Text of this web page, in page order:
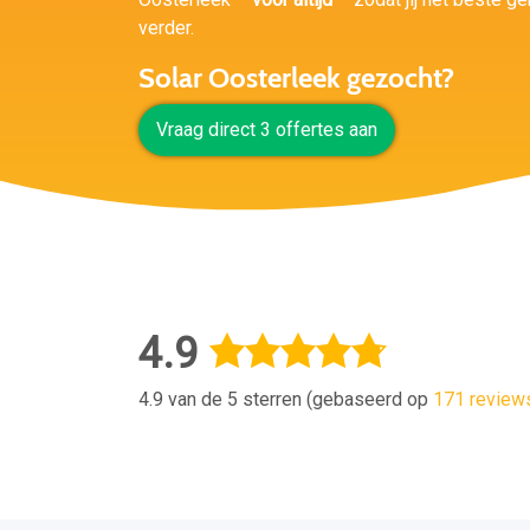
verder.
Solar Oosterleek gezocht?
Vraag direct 3 offertes aan
4.9
4.9 van de 5 sterren (gebaseerd op 171